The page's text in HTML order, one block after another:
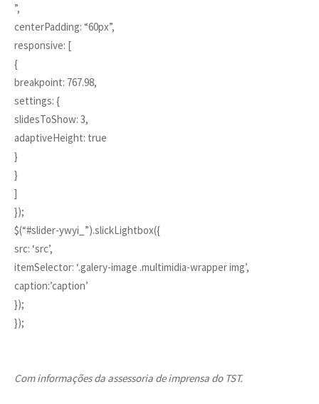
”,
centerPadding: “60px”,
responsive: [
{
breakpoint: 767.98,
settings: {
slidesToShow: 3,
adaptiveHeight: true
}
}
]
});
$(“#slider-ywyi_”).slickLightbox({
src: ‘src’,
itemSelector: ‘.galery-image .multimidia-wrapper img’,
caption:’caption’
});
});
Com informações da assessoria de imprensa do TST.